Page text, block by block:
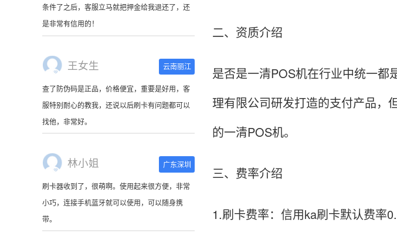
服特别耐心的教我，还说以后刷卡有问题都可以
找他，非常好。
林小姐 广东深圳
刷卡器收到了，很萌啊。使用起来很方便，非常
小巧，连接手机蓝牙就可以使用，可以随身携
带。
陈先生 北京
这是我用过最好的POS机没有之一，单笔
50000。
二、资质介绍
是否是一清POS机在行业中统一都
理有限公司研发打造的支付产品，
的一清POS机。
三、费率介绍
1.刷卡费率：信用ka刷卡默认费率